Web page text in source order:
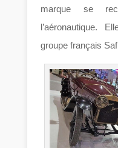
marque se
l’aéronautique.
groupe français